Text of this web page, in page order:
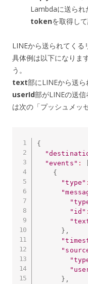
Lambdaに送られ
tokenを取得して
LINEから送られてく
具体例は以下になります
う。
text部にLINEから送ら
userId部がLINEの送
は次の「プッシュメッ
{
"events" :
{
"type" :
"id" :
} ,
} ,